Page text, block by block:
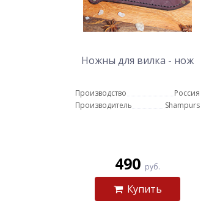
Ножны для вилка - нож
Производство
Россия
Производитель
Shampurs
490 руб.
Купить